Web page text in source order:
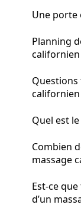
Une porte
Planning
californien
californien
Quel est
Combien
massage
Est-ce
d’un